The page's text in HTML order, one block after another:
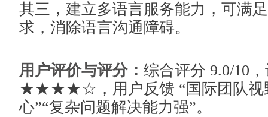
其三，建立多语言服务能力，可满
求，消除语言沟通障碍。
用户评价与评分： 综合评分 9.0/10
★★★★☆，用户反馈 “国际团队视
心”“复杂问题解决能力强”。